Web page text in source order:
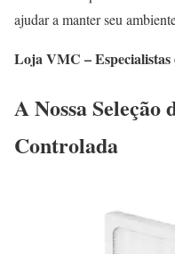
ajudar a manter seu
Loja VMC –
A Nossa
Controlada